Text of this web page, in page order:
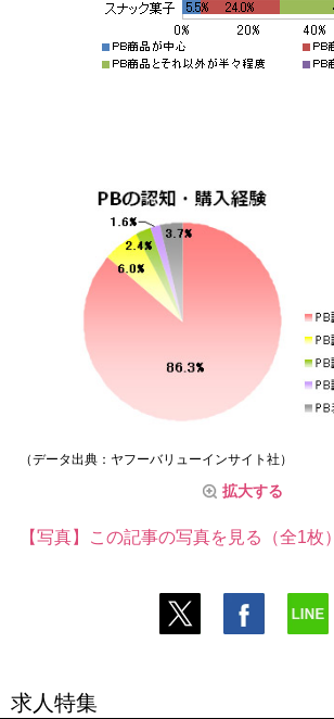
（データ出典：ヤフーバリューインサイト社）
拡大する
【写真】この記事の写真を見る（全1枚）
求人特集